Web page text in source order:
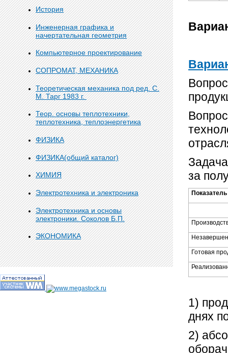
История
Инженерная графика и
начертательная геометрия
Компьютерное проектирование
СОПРОМАТ, МЕХАНИКА
Теоретическая механика под ред. С.
М. Тарг 1983 г.
Теор. основы теплотехники,
теплотехника, теплоэнергетика
ФИЗИКА
ФИЗИКА(общий каталог)
ХИМИЯ
Электротехника и электроника
Электротехника и основы
электроники. Соколов Б.П.
ЭКОНОМИКА
за
Показатель
Готовая
1)
днях
2)